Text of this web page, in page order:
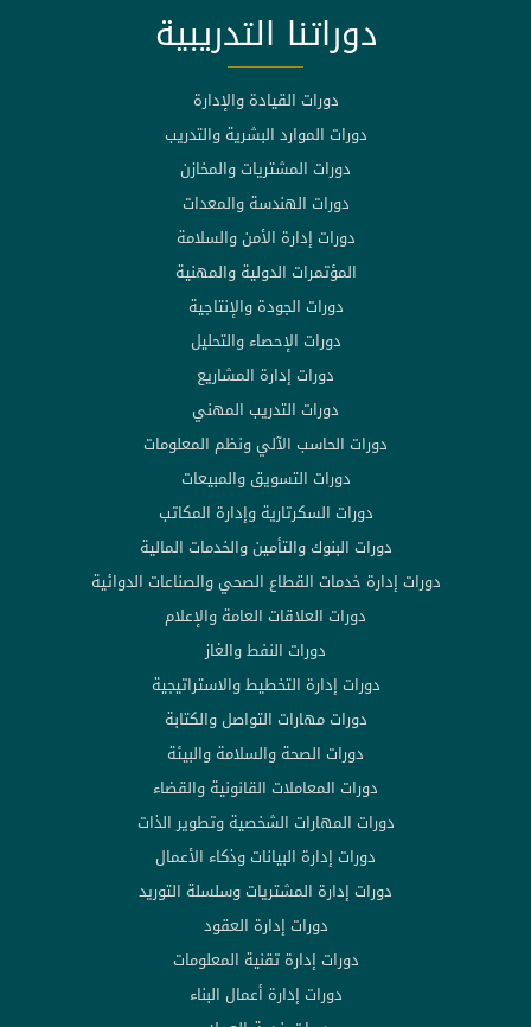
دوراتنا التدريبية
دورات القيادة والإدارة
دورات الموارد البشرية والتدريب
دورات المشتريات والمخازن
دورات الهندسة والمعدات
دورات إدارة الأمن والسلامة
المؤتمرات الدولية والمهنية
دورات الجودة والإنتاجية
دورات الإحصاء والتحليل
دورات إدارة المشاريع
دورات التدريب المهني
دورات الحاسب الآلي ونظم المعلومات
دورات التسويق والمبيعات
دورات السكرتارية وإدارة المكاتب
دورات البنوك والتأمين والخدمات المالية
دورات إدارة خدمات القطاع الصحي والصناعات الدوائية
دورات العلاقات العامة والإعلام
دورات النفط والغاز
دورات إدارة التخطيط والاستراتيجية
دورات مهارات التواصل والكتابة
دورات الصحة والسلامة والبيئة
دورات المعاملات القانونية والقضاء
دورات المهارات الشخصية وتطوير الذات
دورات إدارة البيانات وذكاء الأعمال
دورات إدارة المشتريات وسلسلة التوريد
دورات إدارة العقود
دورات إدارة تقنية المعلومات
دورات إدارة أعمال البناء